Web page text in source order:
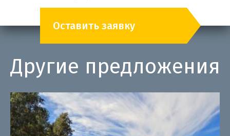
Оставить заявку
Другие предложения